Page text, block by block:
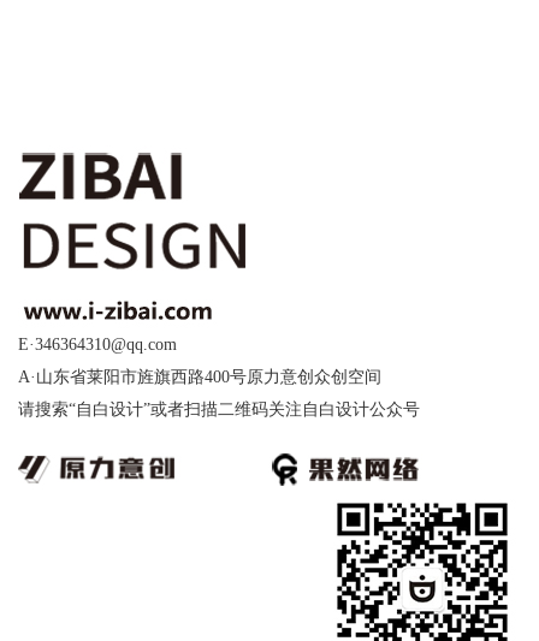
E·346364310@qq.com
A·山东省莱阳市旌旗西路400号原力意创众创空间
请搜索“自白设计”或者扫描二维码关注自白设计公众号